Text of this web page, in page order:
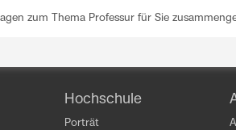
zum Thema Professur für Sie
Hochschule
Porträt